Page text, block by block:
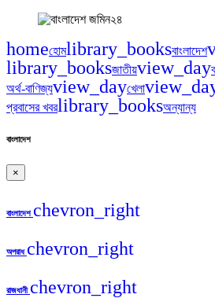
homeহোমlibrary_booksবাংলাদেশ
library_booksজাতীয়view_day
অর্থ-বাণিজ্যview_dayখেলা
প্রবাসের খবরlibrary_booksঅন্যান্য
বাংলাদেশ
×
বাংলাদেশ chevron_right
অপরাধ chevron_right
রাজধানী chevron_right